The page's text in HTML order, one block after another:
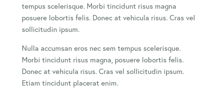
tempus scelerisque. Morbi tincidunt risus magna
posuere lobortis felis. Donec at vehicula risus. Cras vel
sollicitudin ipsum.
Nulla accumsan eros nec sem tempus scelerisque.
Morbi tincidunt risus magna, posuere lobortis felis.
Donec at vehicula risus. Cras vel sollicitudin ipsum.
Etiam tincidunt placerat enim.